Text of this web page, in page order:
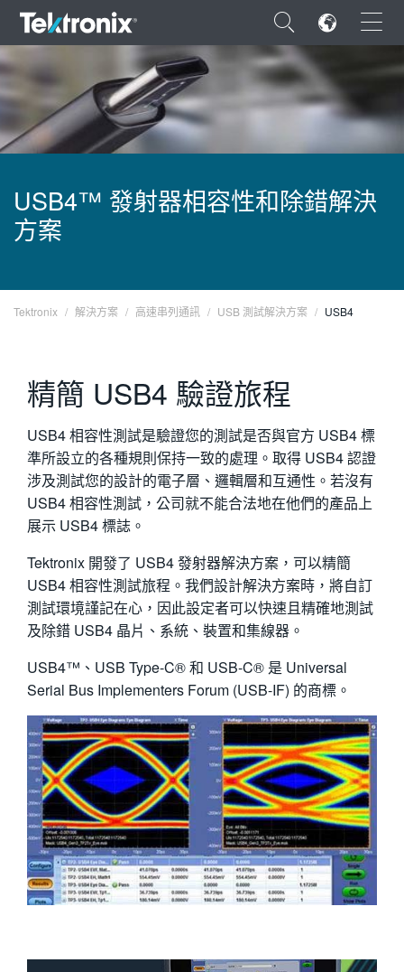
×
FRANÇAIS
简体中文
한국어
USB4™ 發射器相容性和除錯解決
方案
Tektronix 解決方案 高速串列通訊 USB 測試解決方案 USB4
精簡 USB4 驗證旅程
USB4 相容性測試是驗證您的測試是否與官方 USB4 標
準所設立的各種規則保持一致的處理。取得 USB4 認證
涉及測試您的設計的電子層、邏輯層和互通性。若沒有
USB4 相容性測試，公司就不能合法地在他們的產品上
展示 USB4 標誌。
Tektronix 開發了 USB4 發射器解決方案，可以精簡
USB4 相容性測試旅程。我們設計解決方案時，將自訂
測試環境謹記在心，因此設定者可以快速且精確地測試
及除錯 USB4 晶片、系統、裝置和集線器。
USB4™、USB Type-C® 和 USB-C® 是 Universal
Serial Bus Implementers Forum (USB-IF) 的商標。